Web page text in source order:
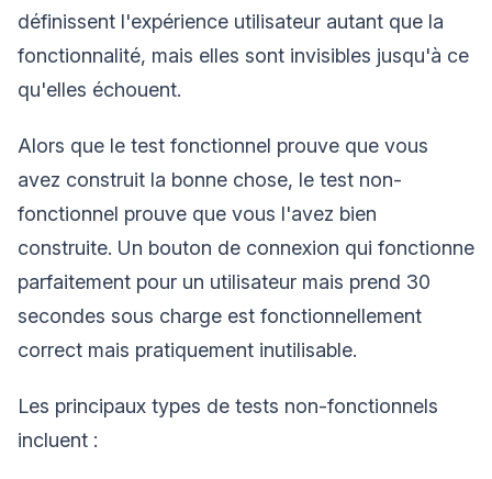
définissent l'expérience utilisateur autant que la
fonctionnalité, mais elles sont invisibles jusqu'à ce
qu'elles échouent.
Alors que le test fonctionnel prouve que vous
avez construit la bonne chose, le test non-
fonctionnel prouve que vous l'avez bien
construite. Un bouton de connexion qui fonctionne
parfaitement pour un utilisateur mais prend 30
secondes sous charge est fonctionnellement
correct mais pratiquement inutilisable.
Les principaux types de tests non-fonctionnels
incluent :